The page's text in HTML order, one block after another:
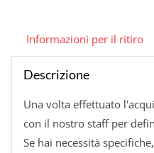
Informazioni per il ritiro
Descrizione
Una volta effettuato
con il nostro staff per
Se hai necessità